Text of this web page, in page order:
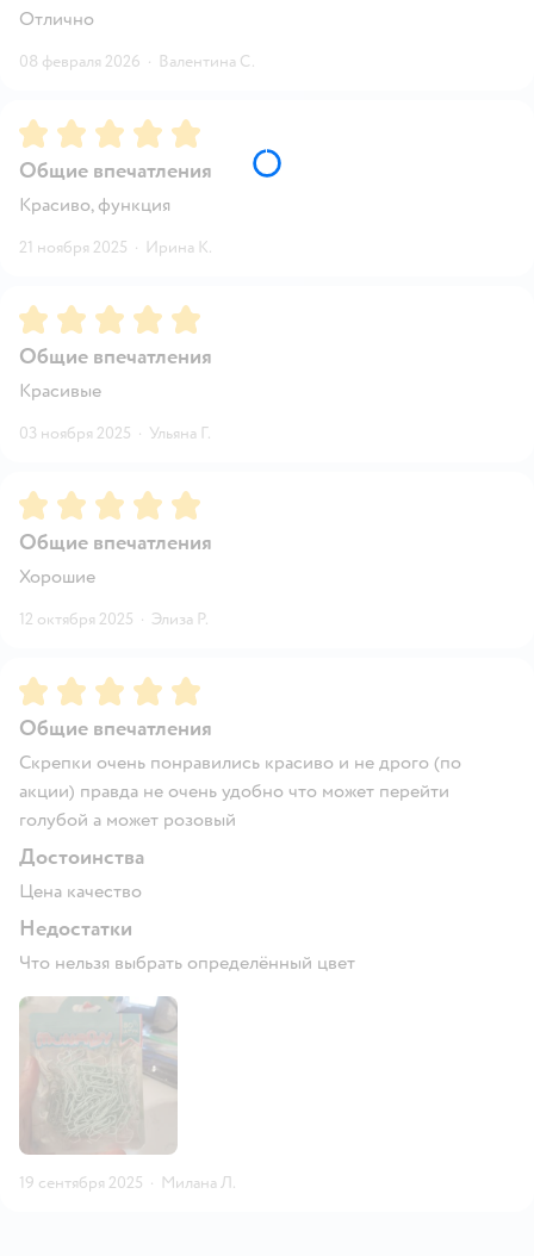
Отлично
08 февраля 2026 · Валентина С.
Рейтинг:5
Общие впечатления
Красиво, функция
21 ноября 2025 · Ирина К.
Рейтинг:5
Общие впечатления
Красивые
03 ноября 2025 · Ульяна Г.
Рейтинг:5
Общие впечатления
Хорошие
12 октября 2025 · Элиза Р.
Рейтинг:5
Общие впечатления
Скрепки очень понравились красиво и не дрого (по
акции) правда не очень удобно что может перейти
голубой а может розовый
Достоинства
Цена качество
Недостатки
Что нельзя выбрать определённый цвет
19 сентября 2025 · Милана Л.